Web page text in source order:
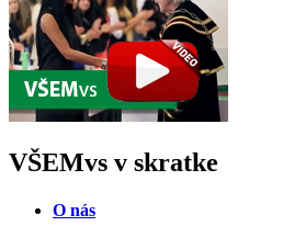
VŠEMvs v skratke
O nás